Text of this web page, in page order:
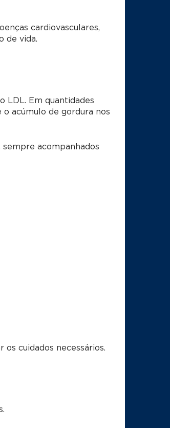
cardiovasculares,
de vida.
LDL. Em quantidades
acúmulo de gordura nos
acompanhados
cuidados necessários.